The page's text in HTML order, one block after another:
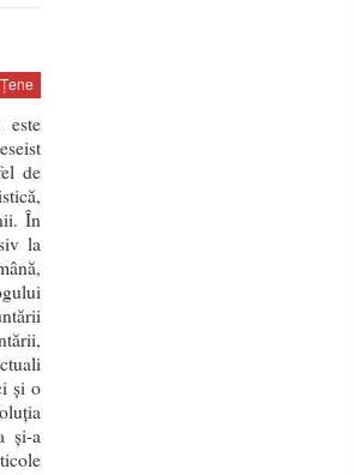
de
În
la
și o
și-a